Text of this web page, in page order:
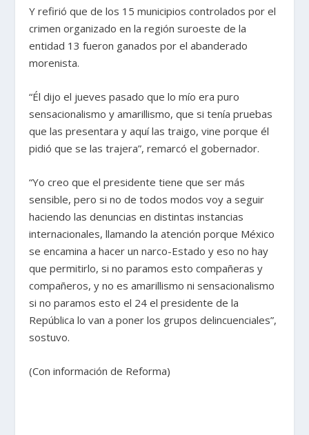
Y refirió que de los 15 municipios controlados por el
crimen organizado en la región suroeste de la
entidad 13 fueron ganados por el abanderado
morenista.
“Él dijo el jueves pasado que lo mío era puro
sensacionalismo y amarillismo, que si tenía pruebas
que las presentara y aquí las traigo, vine porque él
pidió que se las trajera”, remarcó el gobernador.
“Yo creo que el presidente tiene que ser más
sensible, pero si no de todos modos voy a seguir
haciendo las denuncias en distintas instancias
internacionales, llamando la atención porque México
se encamina a hacer un narco-Estado y eso no hay
que permitirlo, si no paramos esto compañeras y
compañeros, y no es amarillismo ni sensacionalismo
si no paramos esto el 24 el presidente de la
República lo van a poner los grupos delincuenciales”,
sostuvo.
(Con información de Reforma)